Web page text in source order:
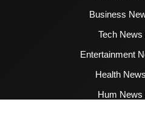
Business
Tech News
Entertainment
Health
Hum News